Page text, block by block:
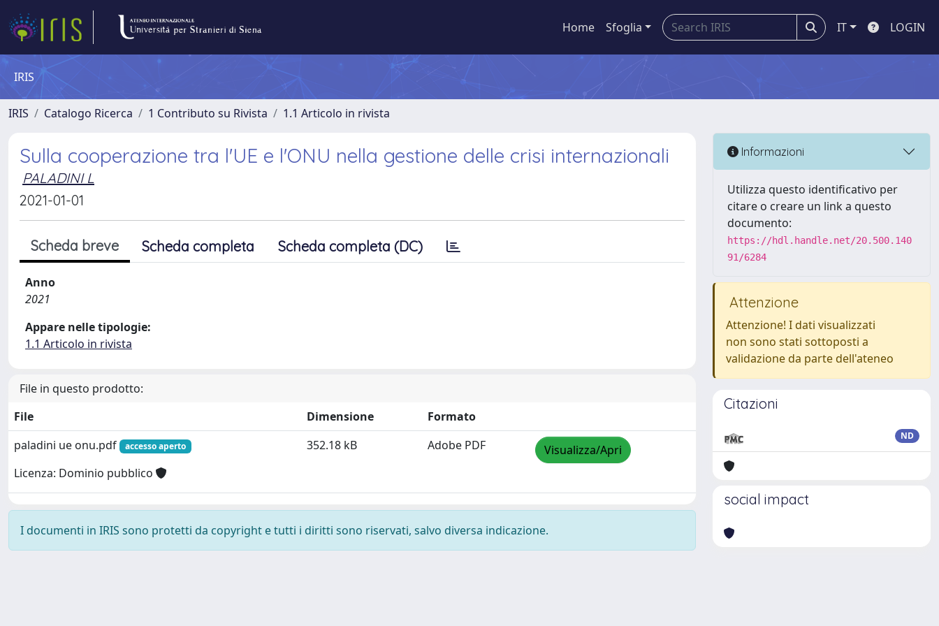
Home Sfoglia IT LOGIN
IRIS
IRIS Catalogo Ricerca 1 Contributo su Rivista 1.1 Articolo in rivista
Sulla cooperazione tra l'UE e l'ONU nella gestione delle crisi internazionali
PALADINI L
2021-01-01
Scheda breve Scheda completa Scheda completa (DC)
Anno
2021
Appare nelle tipologie:
1.1 Articolo in rivista
File in questo prodotto:
File
Dimensione
Formato
paladini ue onu.pdf
accesso aperto
Licenza: Dominio pubblico
352.18 kB Adobe PDF Visualizza/Apri
I documenti in IRIS sono protetti da copyright e tutti i diritti sono riservati, salvo diversa indicazione.
Informazioni
Utilizza questo identificativo per
citare o creare un link a questo
documento:
https://hdl.handle.net/20.500.140
91/6284
Attenzione
Attenzione! I dati visualizzati
non sono stati sottoposti a
validazione da parte dell'ateneo
Citazioni
ND
social impact